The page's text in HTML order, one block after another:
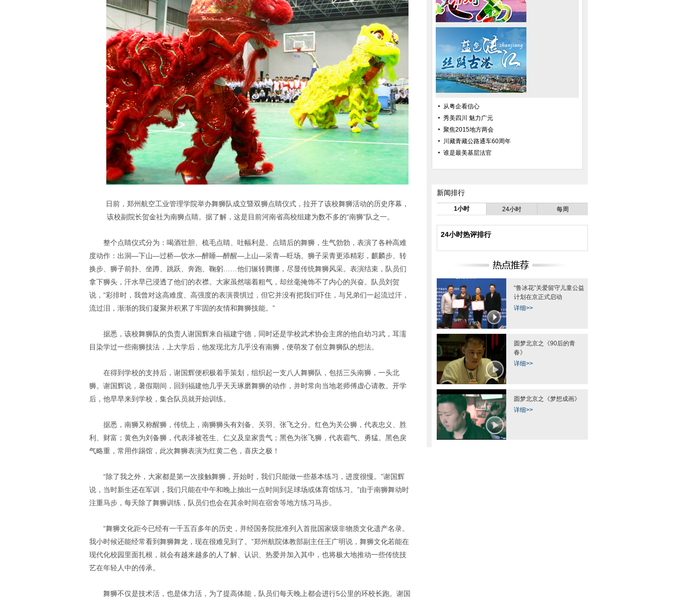
日前，郑州航空工业管理学院举办舞狮队成立暨双狮点睛仪式，拉开了该校舞狮活动的历史序幕，
该校副院长贺金社为南狮点睛。据了解，这是目前河南省高校组建为数不多的“南狮”队之一。
整个点睛仪式分为：喝酒壮胆、梳毛点睛、吐幅利是。点睛后的舞狮，生气勃勃，表演了各种高难
度动作：出洞—下山—过桥—饮水—醉睡—醉醒—上山—采青—旺场。狮子采青更添精彩，麒麟步、转
换步、狮子前扑、坐蹲、跳跃、奔跑、鞠躬……他们辗转腾挪，尽显传统舞狮风采。表演结束，队员们
拿下狮头，汗水早已浸透了他们的衣襟。大家虽然喘着粗气，却丝毫掩饰不了内心的兴奋。队员刘贺
说，“彩排时，我曾对这高难度、高强度的表演畏惧过，但它并没有把我们吓住，与兄弟们一起流过汗，
流过泪，渐渐的我们凝聚并积累了牢固的友情和舞狮技能。”
据悉，该校舞狮队的负责人谢国辉来自福建宁德，同时还是学校武术协会主席的他自幼习武，耳濡
目染学过一些南狮技法，上大学后，他发现北方几乎没有南狮，便萌发了创立舞狮队的想法。
在得到学校的支持后，谢国辉便积极着手策划，组织起一支八人舞狮队，包括三头南狮，一头北
狮。谢国辉说，暑假期间，回到福建他几乎天天琢磨舞狮的动作，并时常向当地老师傅虚心请教。开学
后，他早早来到学校，集合队员就开始训练。
据悉，南狮又称醒狮，传统上，南狮狮头有刘备、关羽、张飞之分。红色为关公狮，代表忠义、胜
利、财富；黄色为刘备狮，代表泽被苍生、仁义及皇家贵气；黑色为张飞狮，代表霸气、勇猛。黑色戾
气略重，常用作踢馆，此次舞狮表演为红黄二色，喜庆之极！
“除了我之外，大家都是第一次接触舞狮，开始时，我们只能做一些基本练习，进度很慢。”谢国辉
说，当时新生还在军训，我们只能在中午和晚上抽出一点时间到足球场或体育馆练习。”由于南狮舞动时
注重马步，每天除了舞狮训练，队员们也会在其余时间在宿舍等地方练习马步。
“舞狮文化距今已经有一千五百多年的历史，并经国务院批准列入首批国家级非物质文化遗产名录。
我小时候还能经常看到舞狮舞龙，现在很难见到了。”郑州航院体教部副主任王广明说，舞狮文化若能在
现代化校园里面扎根，就会有越来越多的人了解、认识、热爱并加入其中，也将极大地推动一些传统技
艺在年轻人中的传承。
舞狮不仅是技术活，也是体力活，为了提高体能，队员们每天晚上都会进行5公里的环校长跑。谢国
从粤企看信心
秀美四川 魅力广元
聚焦2015地方两会
川藏青藏公路通车60周年
谁是最美基层法官
新闻排行
1小时 24小时 每周
24小时热评排行
“鲁冰花”关爱留守儿童公益
计划在京正式启动
详细>>
圆梦北京之《90后的青
春》
详细>>
圆梦北京之《梦想成画》
详细>>